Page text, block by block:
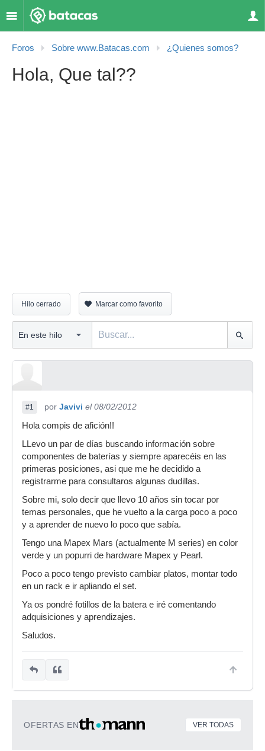
Foros Sobre www.Batacas.com ¿Quienes somos?
Hola, Que tal??
Hilo cerrado Marcar como favorito
#1 por Javivi el 08/02/2012
Hola compis de afición!!
LLevo un par de días buscando información sobre
componentes de baterías y siempre aparecéis en las
primeras posiciones, asi que me he decidido a
registrarme para consultaros algunas dudillas.
Sobre mi, solo decir que llevo 10 años sin tocar por
temas personales, que he vuelto a la carga poco a poco
y a aprender de nuevo lo poco que sabía.
Tengo una Mapex Mars (actualmente M series) en color
verde y un popurri de hardware Mapex y Pearl.
Poco a poco tengo previsto cambiar platos, montar todo
en un rack e ir apliando el set.
Ya os pondré fotillos de la batera e iré comentando
adquisiciones y aprendizajes.
Saludos.
OFERTAS EN VER TODAS